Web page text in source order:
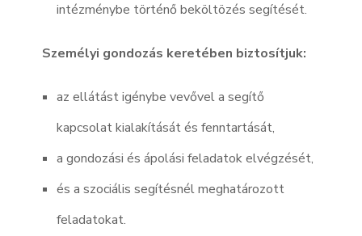
intézménybe történő beköltözés segítését.
Személyi gondozás keretében biztosítjuk:
az ellátást igénybe vevővel a segítő
kapcsolat kialakítását és fenntartását,
a gondozási és ápolási feladatok elvégzését,
és a szociális segítésnél meghatározott
feladatokat.